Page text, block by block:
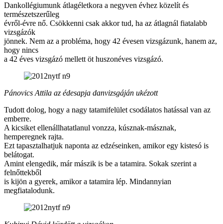
Dankollégiumunk átlagéletkora a negyven évhez közelít és
természetszerűleg
évről-évre nő. Csökkenni csak akkor tud, ha az átlagnál fiatalabb
vizsgázók
jönnek. Nem az a probléma, hogy 42 évesen vizsgázunk, hanem az,
hogy nincs
a 42 éves vizsgázó mellett öt huszonéves vizsgázó.
Pánovics Attila az édesapja danvizsgáján ukézott
Tudott dolog, hogy a nagy tatamifelület csodálatos hatással van az
emberre.
A kicsiket ellenállhatatlanul vonzza, kúsznak-másznak,
hemperegnek rajta.
Ezt tapasztalhatjuk naponta az edzéseinken, amikor egy kistesó is
belátogat.
Amint elengedik, már mászik is be a tatamira. Sokak szerint a
felnőttekből
is kijön a gyerek, amikor a tatamira lép. Mindannyian
megfiatalodunk.